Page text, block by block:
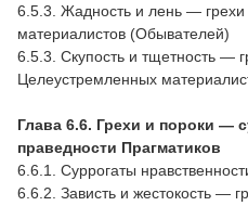
6.5.3. Жадность и лень —
материалистов (Обывателей)
6.5.3. Скупость и тщетность —
Целеустремленных
Глава 6.6. Грехи и пороки —
праведности Прагматиков
6.6.1. Суррогаты
6.6.2. Зависть и жестокость —